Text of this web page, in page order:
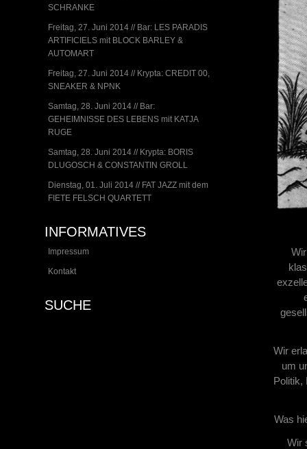
SCHRANKE
Freitag, 27. Juni 2014 // Bar: LES PARADIS
ARTIFICIELS mit BLOCK BARLEY &
AUTOMART
Freitag, 27. Juni 2014 // Krypta: CREDIT 00,
SNEAKER & NPNK
Samtag, 28. Juni 2014 // Bar:
GEHEIMNISSE DES LEBENS mit KATJA
RUGE
Samtag, 28. Juni 2014 // Krypta: BORIS
DLUGOSCH & CONSTANTIN GROLL
Dienstag, 01. Juli 2014 // FAT JAZZ mit dem
FIETE FELSCH QUARTETT
INFORMATIVES
Impressum
Kontakt
SUCHE
Wir
um
Politik,
Was
Wir